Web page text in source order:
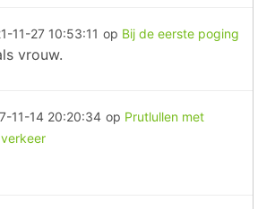
11-27 10:53:11 op Bij de eerste poging
vrouw.
11-14 20:20:34 op Prutlullen met